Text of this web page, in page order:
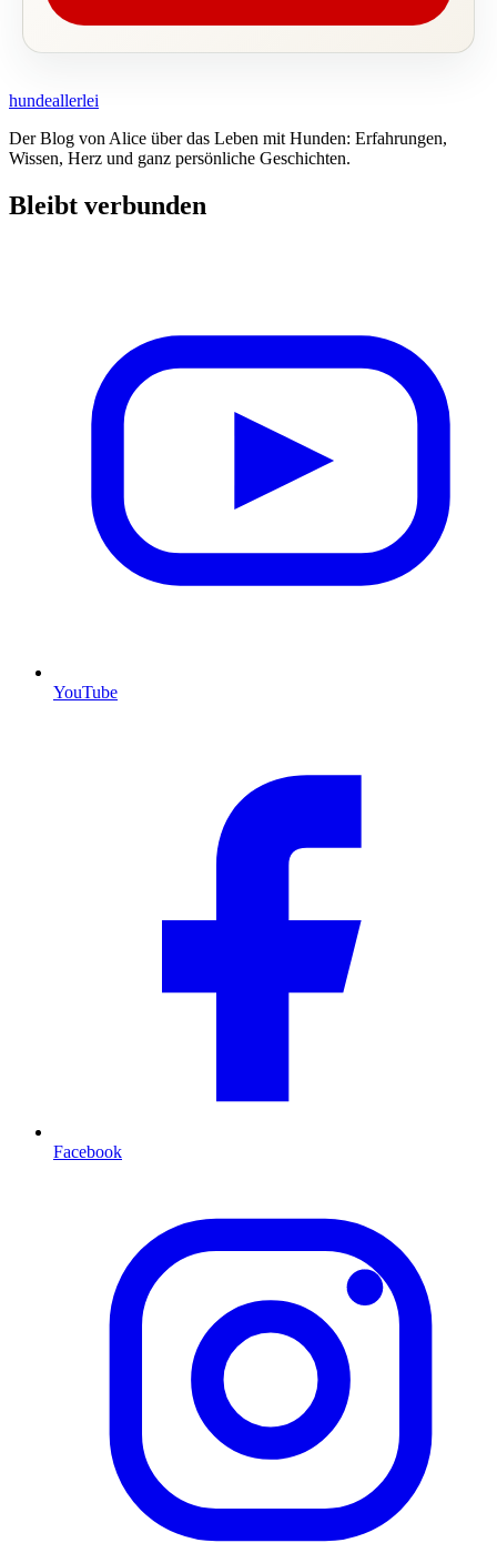
hundeallerlei
Der Blog von Alice über das Leben mit Hunden: Erfahrungen,
Wissen, Herz und ganz persönliche Geschichten.
Bleibt verbunden
YouTube
Facebook